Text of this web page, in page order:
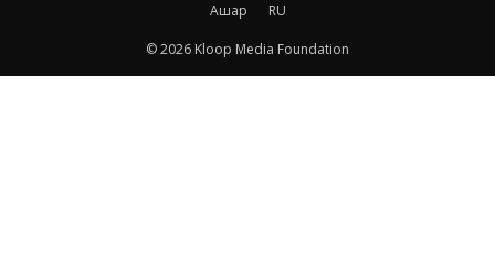
Ашар
RU
© 2026 Kloop Media Foundation